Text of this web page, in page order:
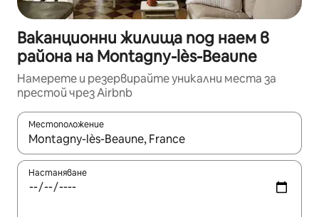
Ваканционни жилища под наем в
района на Montagny-lès-Beaune
Намерете и резервирайте уникални места за
престой чрез Airbnb
Местоположение
Когато резултатите се покажат, използвайте
Настаняване